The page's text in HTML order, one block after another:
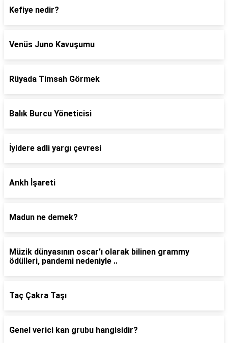
Kefiye nedir?
Venüs Juno Kavuşumu
Rüyada Timsah Görmek
Balık Burcu Yöneticisi
İyidere adli yargı çevresi
Ankh İşareti
Madun ne demek?
Müzik dünyasının oscar'ı olarak bilinen grammy
ödülleri, pandemi nedeniyle ..
Taç Çakra Taşı
Genel verici kan grubu hangisidir?